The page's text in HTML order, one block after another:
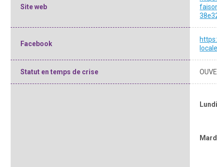
Site web
Facebook
Statut en temps de crise